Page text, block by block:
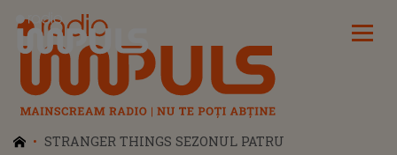
Radio Impuls
STRANGER THINGS SEZONUL PATRU